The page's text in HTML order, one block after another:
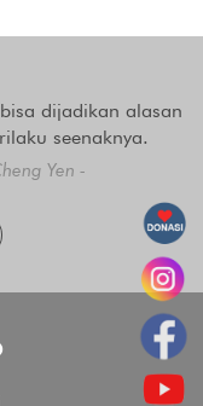
dijadikan alasan
seenaknya.
Yen -